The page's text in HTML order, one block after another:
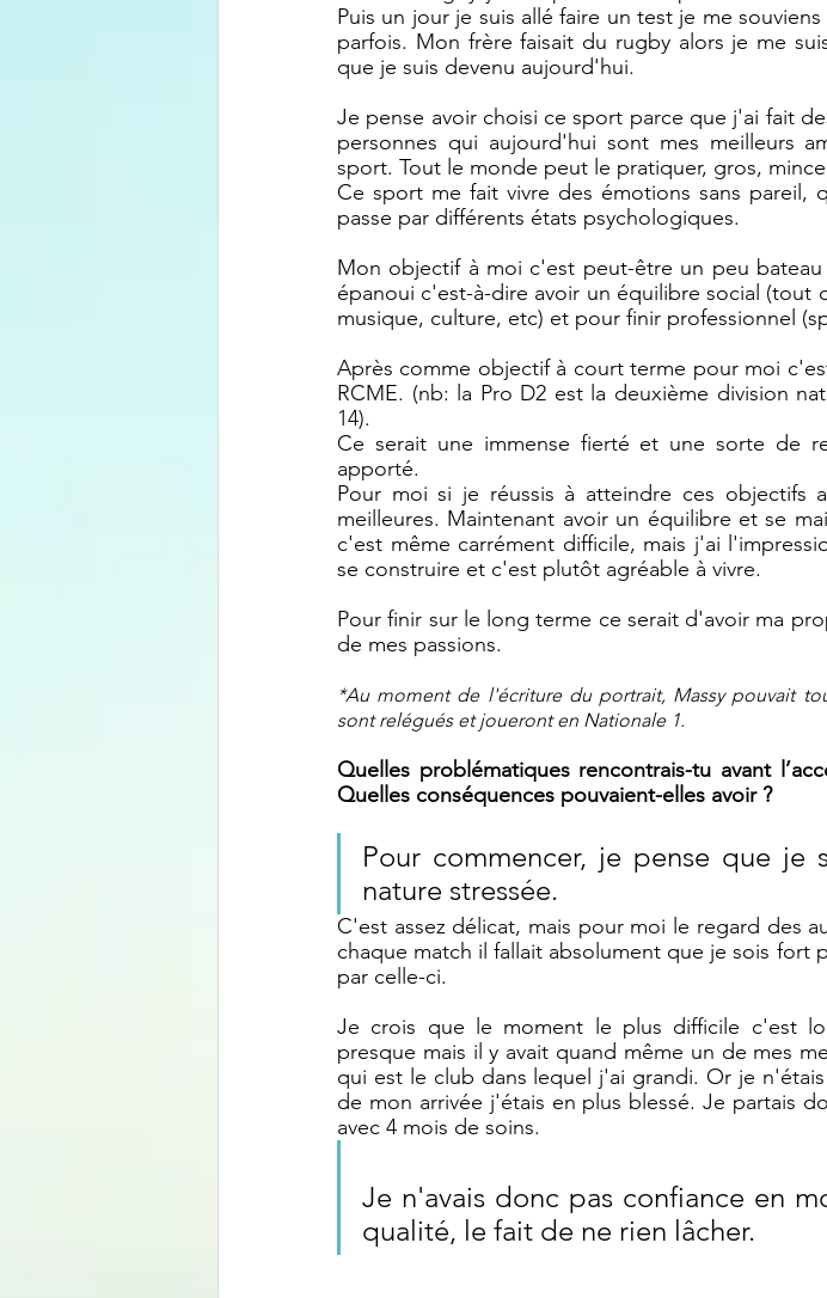
Puis un jour je suis allé faire un test je me
parfois. Mon frère faisait du rugby alors je me
que je suis devenu aujourd'hui.
Je pense avoir choisi ce sport parce que j'ai fait
personnes qui aujourd'hui sont mes meilleurs
sport. Tout le monde peut le pratiquer, gros,
Ce sport me fait vivre des émotions sans pareil,
passe par différents états psychologiques.
Mon objectif à moi c'est peut-être un peu
épanoui c'est-à-dire avoir un équilibre social (tout
musique, culture, etc) et pour finir professionnel
Après comme objectif à court terme pour moi
RCME. (nb: la Pro D2 est la deuxième division
14).
Ce serait une immense fierté et une sorte de
apporté.
Pour moi si je réussis à atteindre ces objectifs
meilleures. Maintenant avoir un équilibre et se
c'est même carrément difficile, mais j'ai
se construire et c'est plutôt agréable à vivre.
Pour finir sur le long terme ce serait d'avoir ma
de mes passions.
*Au moment de l'écriture du portrait, Massy pouvait
sont relégués et joueront en Nationale 1.
Quelles problématiques rencontrais-tu avant
Quelles conséquences pouvaient-elles avoir ?
Pour commencer, je pense que je
nature stressée.
C'est assez délicat, mais pour moi le regard des
chaque match il fallait absolument que je sois
par celle-ci.
Je crois que le moment le plus difficile c'est
presque mais il y avait quand même un de mes
qui est le club dans lequel j'ai grandi. Or je
de mon arrivée j'étais en plus blessé. Je partais
avec 4 mois de soins.
Je n'avais donc pas confiance en
qualité, le fait de ne rien lâcher.